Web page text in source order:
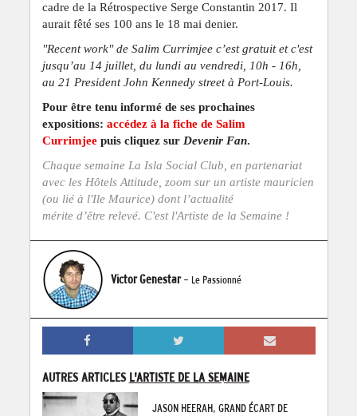
cadre de la Rétrospective Serge Constantin 2017. Il
aurait fêté ses 100 ans le 18 mai denier.
"Recent work" de Salim Currimjee c’est gratuit et c'est
jusqu’au 14 juillet, du lundi au vendredi, 10h - 16h,
au 21 President John Kennedy street à Port-Louis.
Pour être tenu informé de ses prochaines
expositions: accédez à la fiche de Salim
Currimjee puis cliquez sur Devenir Fan.
Chaque semaine La Isla Social Club, en partenariat
avec les Hôtels Attitude, zoom sur un artiste mauricien
(ou lié à l'Ile Maurice) dont l’actualité
mérite d’être relevé. C'est l'Artiste de la Semaine !
Victor Genestar - Le Passionné
AUTRES ARTICLES L'ARTISTE DE LA SEMAINE
JASON HEERAH, GRAND ÉCART DE